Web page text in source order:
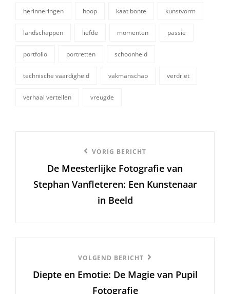
herinneringen hoop kaat bonte kunstvorm
landschappen liefde momenten passie
portfolio portretten schoonheid
technische vaardigheid vakmanschap verdriet
verhaal vertellen vreugde
bericht
VORIG BERICHT
De Meesterlijke Fotografie van
Stephan Vanfleteren: Een Kunstenaar
in Beeld
Bericht
VOLGEND BERICHT
Diepte en Emotie: De Magie van Pupil
Fotografie